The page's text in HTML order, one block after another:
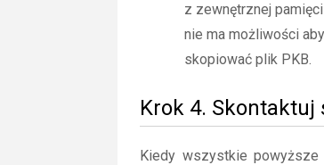
z zewnętrznej
nie ma możliwości
skopiować plik PKB.
Krok 4.
Kiedy wszystkie